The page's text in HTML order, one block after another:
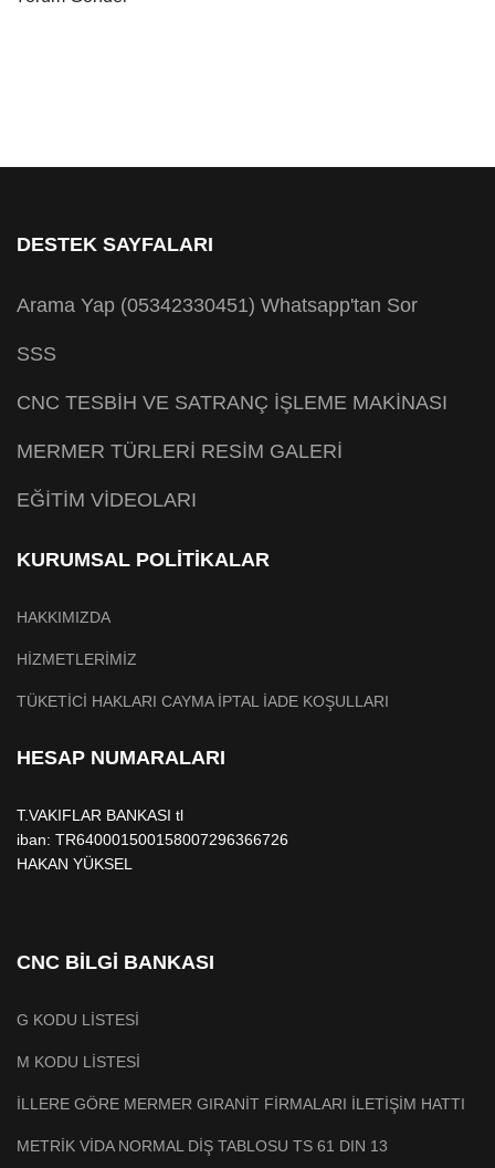
DESTEK SAYFALARI
Arama Yap (05342330451) Whatsapp'tan Sor
SSS
CNC TESBİH VE SATRANÇ İŞLEME MAKİNASI
MERMER TÜRLERİ RESİM GALERİ
EĞİTİM VİDEOLARI
KURUMSAL POLİTİKALAR
HAKKIMIZDA
HİZMETLERİMİZ
TÜKETİCİ HAKLARI CAYMA İPTAL İADE KOŞULLARI
HESAP NUMARALARI
T.VAKIFLAR BANKASI tl
iban: TR640001500158007296366726
HAKAN YÜKSEL
CNC BİLGİ BANKASI
G KODU LİSTESİ
M KODU LİSTESİ
İLLERE GÖRE MERMER GIRANİT FİRMALARI İLETİŞİM HATTI
METRİK VİDA NORMAL DİŞ TABLOSU TS 61 DIN 13